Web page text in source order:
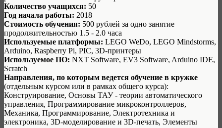
Количество учащихся: 50
Год начала работы: 2018
Стоимость обучения: 500 рублей за одно занятие
продолжительностью 1.5 - 2.0 часа
Используемые платформы: LEGO WeDo, LEGO Mindstorms,
Arduino, Raspberry Pi, PIC, 3D-принтеры
Используемое ПО: NXT Software, EV3 Software, Arduino IDE,
Scratch
Направления, по которым ведется обучение в кружке
(отдельным курсом или в рамках общего курса):
Конструирование, Основы ТАУ - теории автоматического
управления, Программирование микроконтроллеров,
Механика, Программирование, Электротехника и
электроника, 3D-моделирование и 3D-печать, Элементы